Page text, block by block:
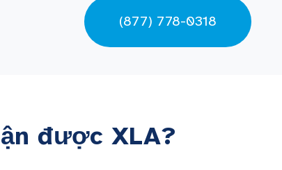
(877) 778-0318
được XLA?